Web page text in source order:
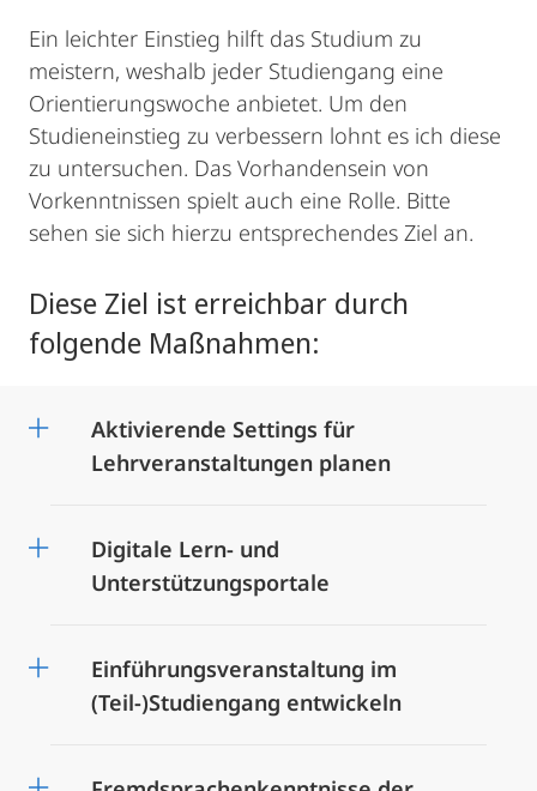
Ein leichter Einstieg hilft das Studium zu
meistern, weshalb jeder Studiengang eine
Orientierungswoche anbietet. Um den
Studieneinstieg zu verbessern lohnt es ich diese
zu untersuchen. Das Vorhandensein von
Vorkenntnissen spielt auch eine Rolle. Bitte
sehen sie sich hierzu entsprechendes Ziel an.
Diese Ziel ist erreichbar durch
folgende Maßnahmen:
Aktivierende Settings für
Lehrveranstaltungen planen
Digitale Lern- und
Unterstützungsportale
Einführungsveranstaltung im
(Teil-)Studiengang entwickeln